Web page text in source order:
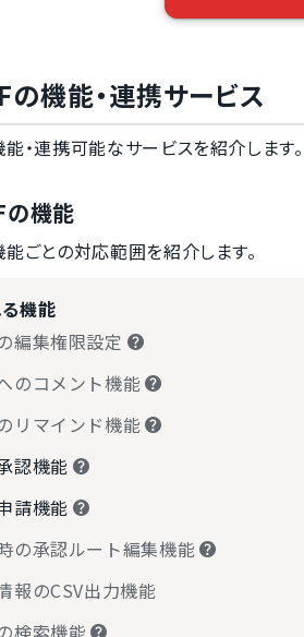
機能・連携サービス
・連携可能なサービスを紹介します。
機能
ごとの対応範囲を紹介します。
機能
編集権限設定
のコメント機能
リマインド機能
認機能
請機能
の承認ルート編集機能
報のCSV出力機能
検索機能